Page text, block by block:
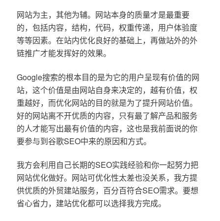
网站为主，其他为辅。网站本身的质量才是最重要
的，包括内容，结构，代码，权重传递，用户体验度
等等因素。在站内优化良好的基础上，再做站外的外
链推广才能发挥好的效果。
Google搜索的根本目的是为它的用户呈现有价值的网
站，这个价值是由网站自身来决定的，越有价值，权
重越好，而优化网站的目的就是为了提升网站价值。
好的网站离不开优质的内容，只有最了解产品和服务
的人才能写出最有价值的内容，这也是我前面说的你
要参与到谷歌SEO中来的原因和方式。
我方会利用自己长期的SEO实践经验和你一起努力把
网站优化做好。网站可优化性太差也没关系，我方提
供优质的外贸建站服务，百分百符合SEO需求。要想
省心省力，建站优化都可以选择我方完成。